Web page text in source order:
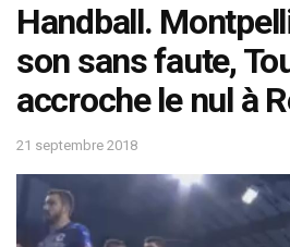
Handball.
son sans faute,
accroche le nul à
21 septembre 2018